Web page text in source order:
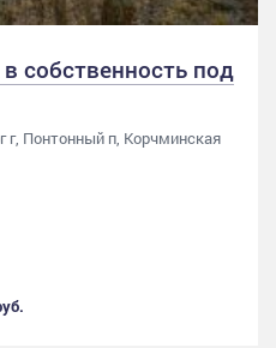
собственность под
г, Понтонный п, Корчминская